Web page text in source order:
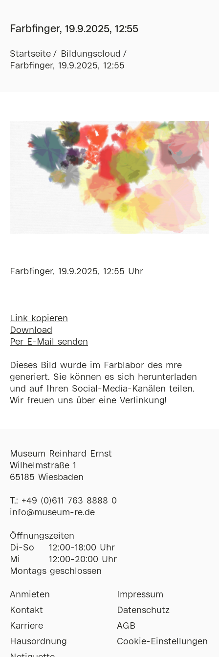
Farbfinger, 19.9.2025, 12:55
Startseite
Bildungscloud
Farbfinger, 19.9.2025, 12:55
Farbfinger, 19.9.2025, 12:55 Uhr
Link kopieren
Download
Per E-Mail senden
Dieses Bild wurde im Farblabor des mre
generiert. Sie können es sich herunterladen
und auf Ihren Social-Media-Kanälen teilen.
Wir freuen uns über eine Verlinkung!
Museum Reinhard Ernst
Wilhelmstraße 1
65185 Wiesbaden
T.: +49 (0)611 763 8888 0
ofni@museum-re de
Öffnungszeiten
Di-So
12:00-18:00 Uhr
Mi
12:00-20:00 Uhr
Montags geschlossen
Anmieten
Kontakt
Karriere
Hausordnung
Impressum
Datenschutz
AGB
Cookie-Einstellungen